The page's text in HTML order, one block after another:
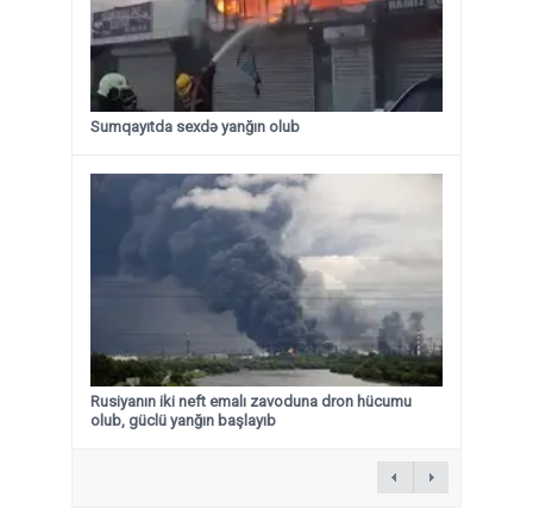
Sumqayıtda sexdə yanğın olub
Rusiyanın iki neft emalı zavoduna dron hücumu
olub, güclü yanğın başlayıb